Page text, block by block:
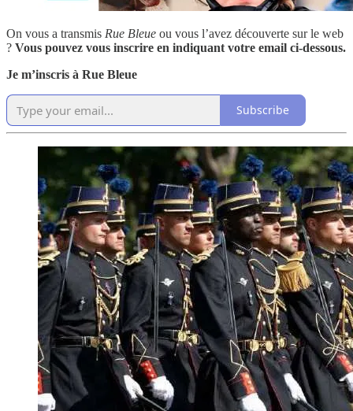
On vous a transmis Rue Bleue ou vous l’avez découverte sur le web
? Vous pouvez vous inscrire en indiquant votre email ci-dessous.
Je m’inscris à Rue Bleue
Subscribe